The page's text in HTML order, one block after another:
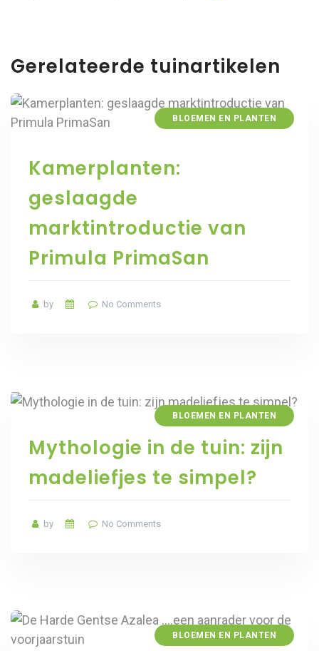
Gerelateerde tuinartikelen
BLOEMEN EN PLANTEN
Kamerplanten:
geslaagde
marktintroductie van
Primula PrimaSan
by No Comments
BLOEMEN EN PLANTEN
Mythologie in de tuin: zijn
madeliefjes te simpel?
by No Comments
BLOEMEN EN PLANTEN